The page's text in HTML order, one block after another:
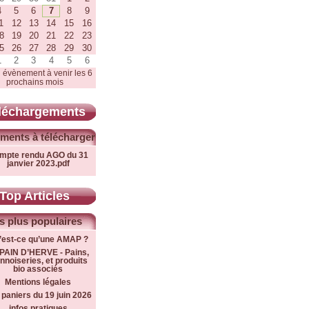
5 6 7 8
9
12 13 14 15
16
19 20 21 22
23
26 27 28 29
30
2 3 4 5 6
évènement à venir les 6
prochains mois
à télécharger
rendu AGO du 31
janvier 2023.pdf
Top Articles
plus populaires
ce qu’une AMAP ?
D’HERVE - Pains,
et produits
bio associés
Mentions légales
du 19 juin 2026